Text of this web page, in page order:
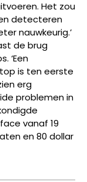
Het zou
detecteren
nauwkeurig.’
de brug
‘Een
is ten eerste
erg
problemen in
vanaf 19
en 80 dollar